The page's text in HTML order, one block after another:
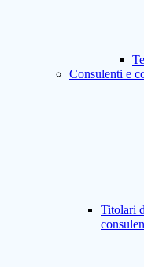
Consulenti e
Titolari